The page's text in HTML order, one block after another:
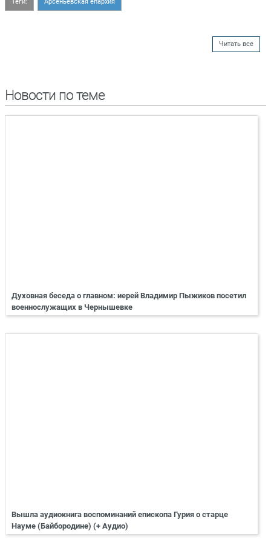
Читать все
Новости по теме
Духовная беседа о главном: иерей Владимир Пыжиков посетил
военнослужащих в Чернышевке
Вышла аудиокнига воспоминаний епископа Гурия о старце
Науме (Байбородине) (+ Аудио)